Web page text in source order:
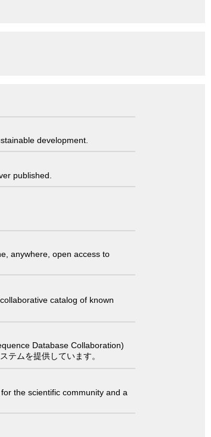
development.
published.
anywhere, open access to
catalog of known
Database Collaboration)
テムを提供しています。
the scientific community and a